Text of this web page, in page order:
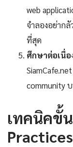
web
จำลองอย่าก
ที่สุด
ศึกษาต่อเนื่อ
community
เทคนิคขั้
Practices